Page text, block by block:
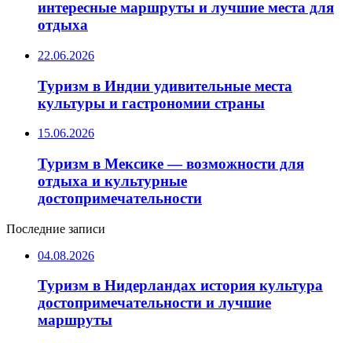
интересные маршруты и лучшие места для
отдыха
22.06.2026
Туризм в Индии удивительные места
культуры и гастрономии страны
15.06.2026
Туризм в Мексике — возможности для
отдыха и культурные
достопримечательности
Последние записи
04.08.2026
Туризм в Нидерландах история культура
достопримечательности и лучшие
маршруты